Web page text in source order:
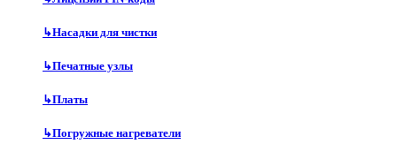
↳Насадки для чистки
↳Печатные узлы
↳Платы
↳Погружные нагреватели